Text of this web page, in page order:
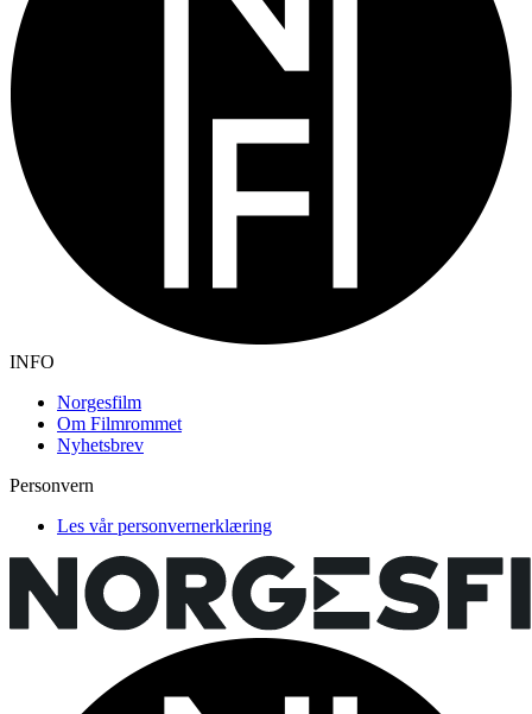
INFO
Norgesfilm
Om Filmrommet
Nyhetsbrev
Personvern
Les vår personvernerklæring